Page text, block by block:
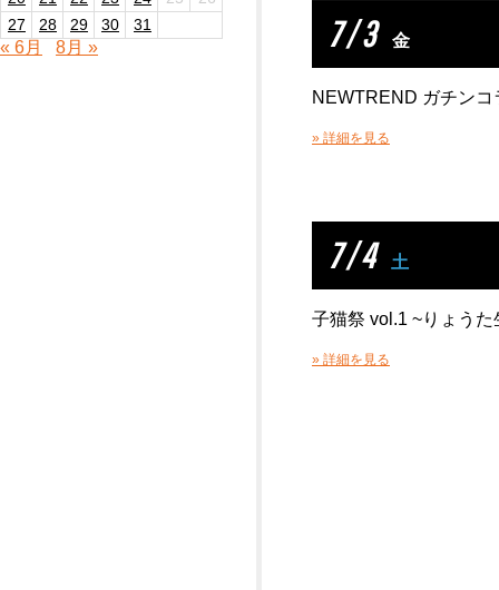
27
28 29 30 31
« 6月 8月 » 7 / 3 金
NEWTREND ガチンコ
» 詳細を見る
7 / 4 土
子猫祭 vol.1 ~りょうた
» 詳細を見る